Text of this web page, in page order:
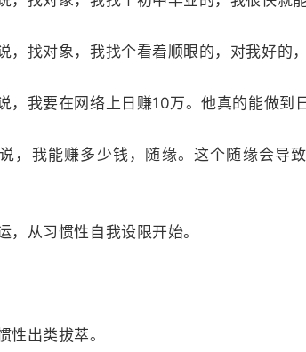
找对象，我找个看着顺眼的，对我好的，
我要在网络上日赚10万。他真的能做到日
我能赚多少钱，随缘。这个随缘会导致
从习惯性自我设限开始。
出类拔萃。